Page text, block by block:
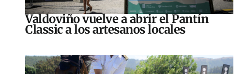
Valdoviño vuelve a abrir el Pantín
Classic a los artesanos locales